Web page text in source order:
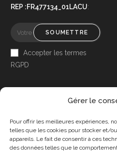
Gérer le
Pour offrir les meilleures expériences,
telles que les cookies pour stocker et/
appareils. Le fait de consentir à ces
des données telles que le
REP :FR477134_01LACU:
SOUMETTRE
Accepter les termes
RGPD
Accessibilité
Mon Compte